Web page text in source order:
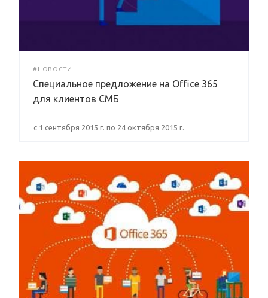
#НОВОСТИ
Специальное предложение на Office 365
для клиентов СМБ
c 1 сентября 2015 г. по 24 октября 2015 г.